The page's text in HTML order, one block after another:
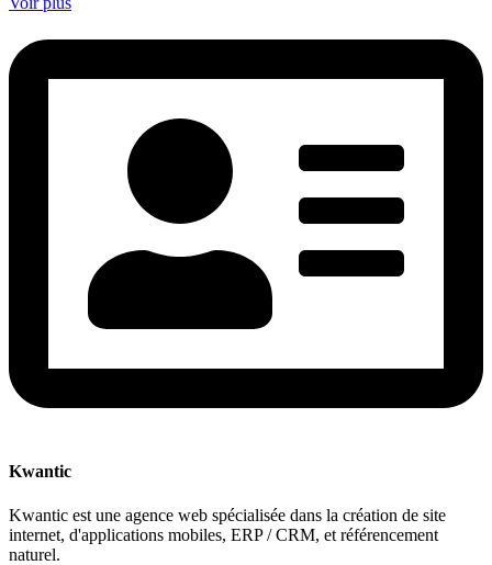
Kwantic
Kwantic est une agence web spécialisée dans la création de site
internet, d'applications mobiles, ERP / CRM, et référencement
naturel.